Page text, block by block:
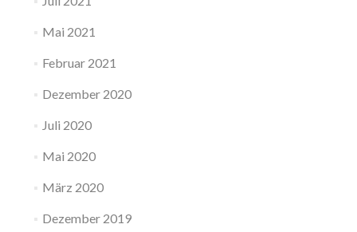
Mai 2021
Februar 2021
Dezember 2020
Juli 2020
Mai 2020
März 2020
Dezember 2019